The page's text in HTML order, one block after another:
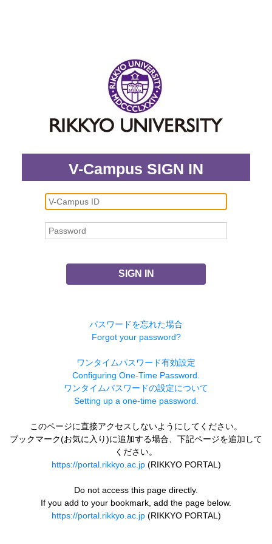
V-Campus SIGN IN
SIGN IN
パスワードを忘れた場合
Forgot your password?
ワンタイムパスワード有効設定
Configuring One-Time Password.
ワンタイムパスワードの設定について
Setting up a one-time password.
このページに直接アクセスしないようにしてください。
ブックマーク(お気に入り)に追加する場合、下記ページを追加して
ください。
https://portal.rikkyo.ac.jp(RIKKYO PORTAL)
Do not access this page directly.
If you add to your bookmark, add the page below.
https://portal.rikkyo.ac.jp(RIKKYO PORTAL)